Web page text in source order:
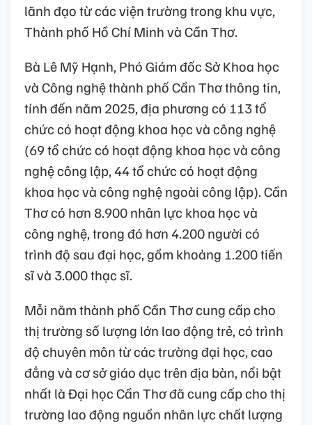
lãnh đạo từ các viện trường trong khu vực,
Thành phố Hồ Chí Minh và Cần Thơ.
Bà Lê Mỹ Hạnh, Phó Giám đốc Sở Khoa học
và Công nghệ thành phố Cần Thơ thông tin,
tính đến năm 2025, địa phương có 113 tổ
chức có hoạt động khoa học và công nghệ
(69 tổ chức có hoạt động khoa học và công
nghệ công lập, 44 tổ chức có hoạt động
khoa học và công nghệ ngoài công lập). Cần
Thơ có hơn 8.900 nhân lực khoa học và
công nghệ, trong đó hơn 4.200 người có
trình độ sau đại học, gồm khoảng 1.200 tiến
sĩ và 3.000 thạc sĩ.
Mỗi năm thành phố Cần Thơ cung cấp cho
thị trường số lượng lớn lao động trẻ, có trình
độ chuyên môn từ các trường đại học, cao
đẳng và cơ sở giáo dục trên địa bàn, nổi bật
nhất là Đại học Cần Thơ đã cung cấp cho thị
trường lao động nguồn nhân lực chất lượng